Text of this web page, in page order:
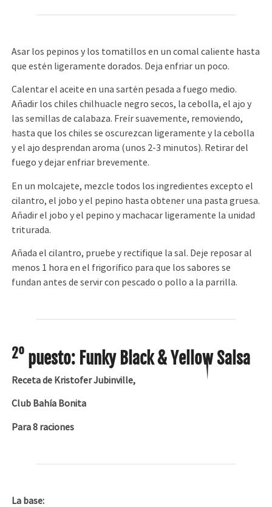
Asar los pepinos y los tomatillos en un comal caliente hasta
que estén ligeramente dorados. Deja enfriar un poco.
Calentar el aceite en una sartén pesada a fuego medio.
Añadir los chiles chilhuacle negro secos, la cebolla, el ajo y
las semillas de calabaza. Freír suavemente, removiendo,
hasta que los chiles se oscurezcan ligeramente y la cebolla
y el ajo desprendan aroma (unos 2-3 minutos). Retirar del
fuego y dejar enfriar brevemente.
En un molcajete, mezcle todos los ingredientes excepto el
cilantro, el jobo y el pepino hasta obtener una pasta gruesa.
Añadir el jobo y el pepino y machacar ligeramente la unidad
triturada.
Añada el cilantro, pruebe y rectifique la sal. Deje reposar al
menos 1 hora en el frigorífico para que los sabores se
fundan antes de servir con pescado o pollo a la parrilla.
2º puesto: Funky Black & Yellow Salsa
Receta de Kristofer Jubinville,
Club Bahía Bonita
Para 8 raciones
La base: